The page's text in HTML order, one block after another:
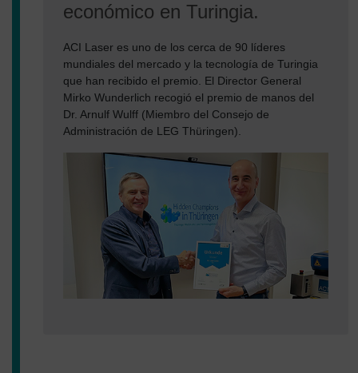
económico en Turingia.
ACI Laser es uno de los cerca de 90 líderes
mundiales del mercado y la tecnología de Turingia
que han recibido el premio. El Director General
Mirko Wunderlich recogió el premio de manos del
Dr. Arnulf Wulff (Miembro del Consejo de
Administración de LEG Thüringen).